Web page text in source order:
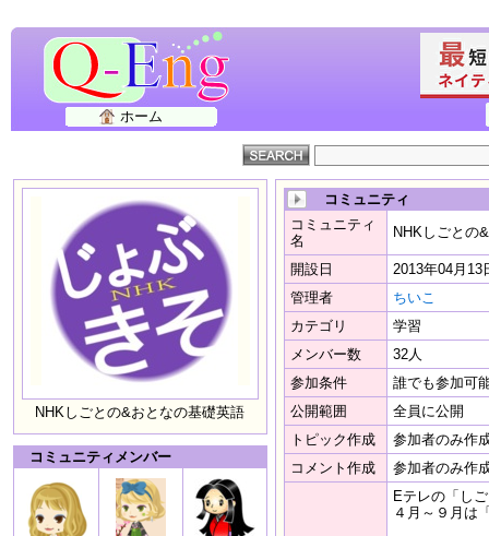
ホーム
NHKしごとの&おとなの基礎英語
コミュニティメンバー
コミュニティ
コミュニティ
名
NHKしごとの
開設日
2013年04月13
管理者
ちいこ
カテゴリ
学習
メンバー数
32人
参加条件
誰でも参加可
公開範囲
全員に公開
トピック作成
参加者のみ作
コメント作成
参加者のみ作
Eテレの「し
４月～９月は